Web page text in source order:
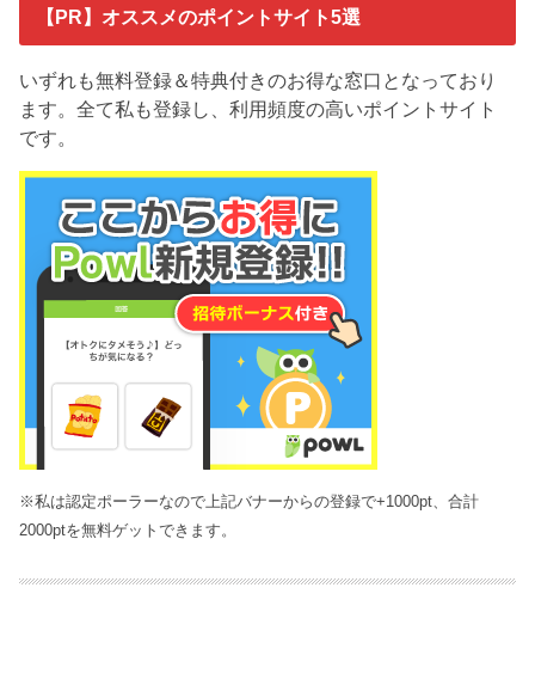
【PR】オススメのポイントサイト5選
いずれも無料登録＆特典付きのお得な窓口となっており
ます。全て私も登録し、利用頻度の高いポイントサイト
です。
※私は認定ポーラーなので上記バナーからの登録で+1000pt、合計
2000ptを無料ゲットできます。